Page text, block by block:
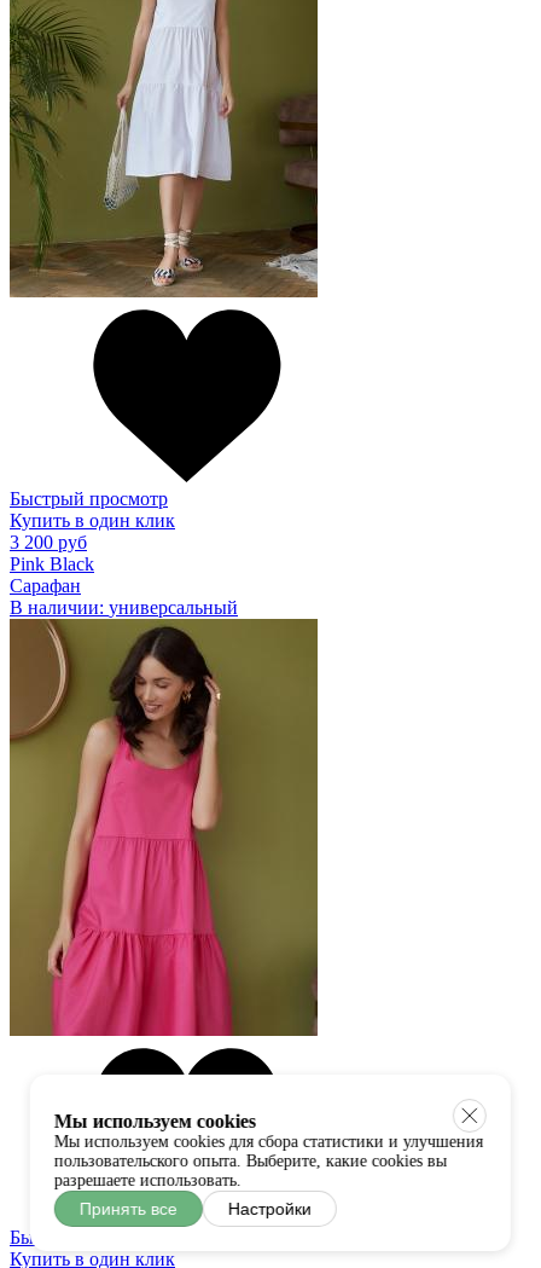
Быстрый просмотр
Купить в один клик
3 200 руб
Pink Black
Сарафан
В наличии: универсальный
Быстрый просмотр
Купить в один клик
Мы используем cookies
Мы используем cookies для сбора статистики и улучшения
пользовательского опыта. Выберите, какие cookies вы
разрешаете использовать.
Принять все Настройки